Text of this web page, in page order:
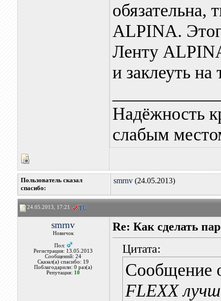
обязательна,
ALPINA.
Ленту
и заклеуть на
Надёжность
слабым
Пользователь сказал
cпасибо:
smrnv(24.05.2013)
24.05.2013, 17:21
smrnv
Новичок
Пол:
Регистрация: 13.05.2013
Сообщений: 24
Сказал(а) спасибо: 19
Поблагодарили: 0 раз(а)
Репутация: 10
Re: Как сделать
Цитата:
Сообщение
FLEXX